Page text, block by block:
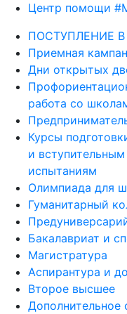
Центр помощи
ПОСТУПЛЕНИЕ В
Приемная
Дни открытых
работа со
Курсы
и вступительным
испытаниям
Олимпиада для
Гуманитарный
Бакалавриат и
Магистратура
Аспирантура и
Второе высшее
Дополнительное